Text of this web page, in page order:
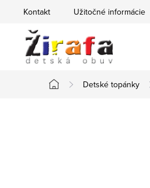
Kontakt Užitočné informácie
Domov
Detské topánky